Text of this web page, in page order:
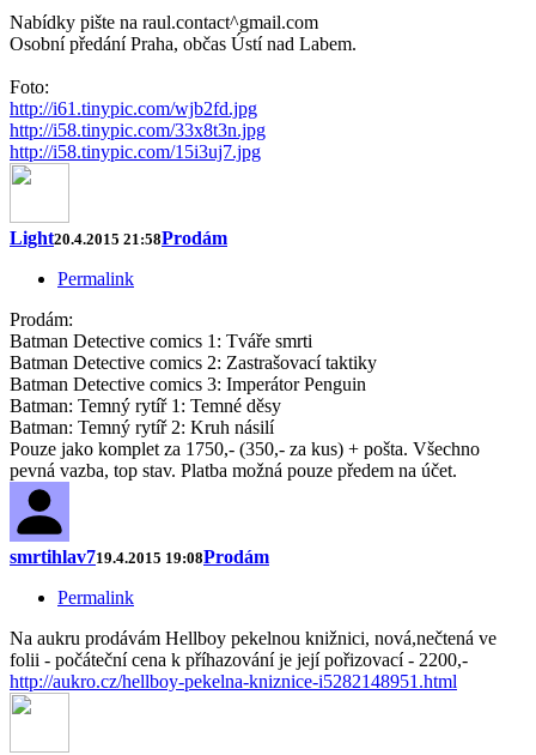
Nabídky pište na raul.contact^gmail.com
Osobní předání Praha, občas Ústí nad Labem.
Foto:
http://i61.tinypic.com/wjb2fd.jpg
http://i58.tinypic.com/33x8t3n.jpg
http://i58.tinypic.com/15i3uj7.jpg
Light20.4.2015 21:58Prodám
Permalink
Prodám:
Batman Detective comics 1: Tváře smrti
Batman Detective comics 2: Zastrašovací taktiky
Batman Detective comics 3: Imperátor Penguin
Batman: Temný rytíř 1: Temné děsy
Batman: Temný rytíř 2: Kruh násilí
Pouze jako komplet za 1750,- (350,- za kus) + pošta. Všechno
pevná vazba, top stav. Platba možná pouze předem na účet.
smrtihlav719.4.2015 19:08Prodám
Permalink
Na aukru prodávám Hellboy pekelnou knižnici, nová,nečtená ve
folii - počáteční cena k příhazování je její pořizovací - 2200,-
http://aukro.cz/hellboy-pekelna-kniznice-i5282148951.html